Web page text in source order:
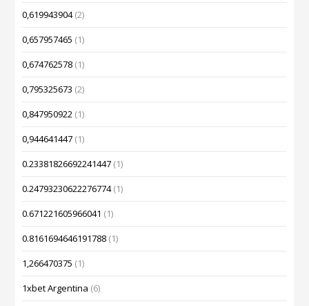
0,619943904(2)
0,657957465 (1)
0,674762578 (1)
0,795325673 (2)
0,847950922 (1)
0,944641447 (1)
0.23381826692241447 (1)
0.24793230622276774(1)
0.671221605966041 (1)
0.8161694646191788 (1)
1,266470375 (1)
1xbet Argentina (6)